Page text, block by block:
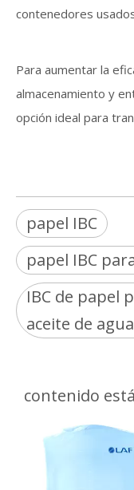
contenedores
Para aumentar la
almacenamiento y
opción ideal para
papel IBC
papel IBC
IBC de papel
aceite de
contenido